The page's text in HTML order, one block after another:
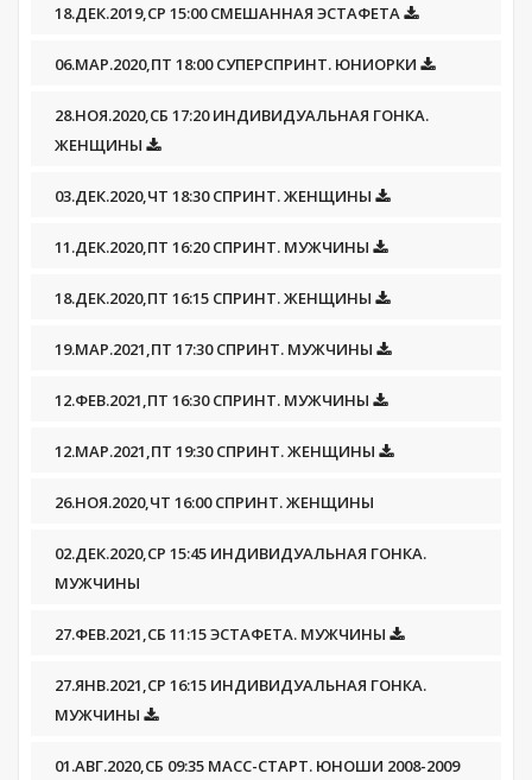
18.ДЕК.2019,СР 15:00 СМЕШАННАЯ ЭСТАФЕТА
06.МАР.2020,ПТ 18:00 СУПЕРСПРИНТ. ЮНИОРКИ
28.НОЯ.2020,СБ 17:20 ИНДИВИДУАЛЬНАЯ ГОНКА.
ЖЕНЩИНЫ
03.ДЕК.2020,ЧТ 18:30 СПРИНТ. ЖЕНЩИНЫ
11.ДЕК.2020,ПТ 16:20 СПРИНТ. МУЖЧИНЫ
18.ДЕК.2020,ПТ 16:15 СПРИНТ. ЖЕНЩИНЫ
19.МАР.2021,ПТ 17:30 СПРИНТ. МУЖЧИНЫ
12.ФЕВ.2021,ПТ 16:30 СПРИНТ. МУЖЧИНЫ
12.МАР.2021,ПТ 19:30 СПРИНТ. ЖЕНЩИНЫ
26.НОЯ.2020,ЧТ 16:00 СПРИНТ. ЖЕНЩИНЫ
02.ДЕК.2020,СР 15:45 ИНДИВИДУАЛЬНАЯ ГОНКА.
МУЖЧИНЫ
27.ФЕВ.2021,СБ 11:15 ЭСТАФЕТА. МУЖЧИНЫ
27.ЯНВ.2021,СР 16:15 ИНДИВИДУАЛЬНАЯ ГОНКА.
МУЖЧИНЫ
01.АВГ.2020,СБ 09:35 МАСС-СТАРТ. ЮНОШИ 2008-2009